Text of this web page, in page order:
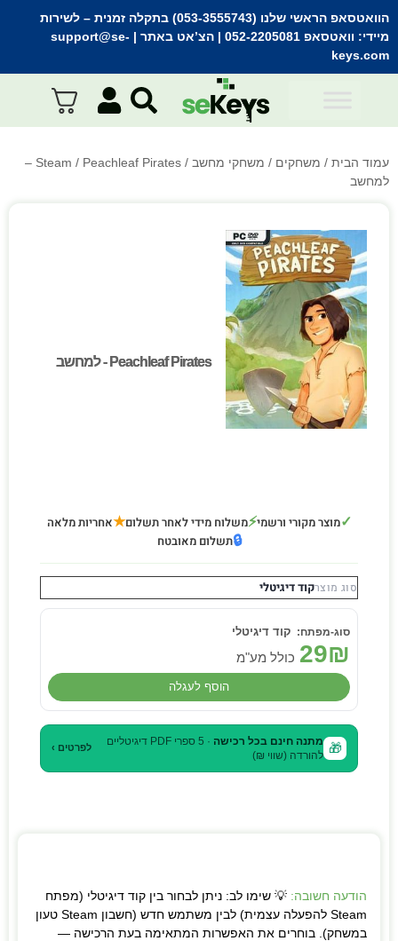
הוואטסאפ הראשי שלנו (053-3555743) בתקלה זמנית
– לשירות
מיידי: וואטסאפ 052-2205081 | הצ’אט באתר | support@se-
keys.com
עמוד הבית / משחקים / משחקי מחשב /
Steam
/ Peachleaf Pirates –
למחשב
Peachleaf Pirates - למחשב
Peachleaf Pirates - למחשב
✓מוצר מקורי ורשמי⚡משלוח מידי לאחר תשלום★אחריות מלאה
🔒תשלום מאובטח
סוג מוצרקוד דיגיטלי
קוד דיגיטלי
29₪ כולל מע"מ
הוסף לעגלה
🎁 מתנה חינם בכל רכישה
· 5 ספרי PDF דיגיטליים
להורדה (שווי ₪)
לפרטים ›
הודעה חשובה: 💡 שימו לב: ניתן לבחור בין קוד דיגיטלי (מפתח
Steam להפעלה עצמית) לבין משתמש חדש (חשבון Steam טעון
במשחק). בוחרים את האפשרות המתאימה בעת הרכישה —